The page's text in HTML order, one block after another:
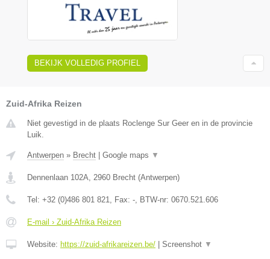
BEKIJK VOLLEDIG PROFIEL
Zuid-Afrika Reizen
Niet gevestigd in de plaats Roclenge Sur Geer en in de provincie
Luik.
Antwerpen » Brecht Google maps ▼
Dennenlaan 102A 2960 Brecht (Antwerpen)
Tel: +32 (0)486 801 821 , Fax: - , BTW-nr: 0670.521.606
E-mail › Zuid-Afrika Reizen
Website: https://zuid-afrikareizen.be/ Screenshot ▼